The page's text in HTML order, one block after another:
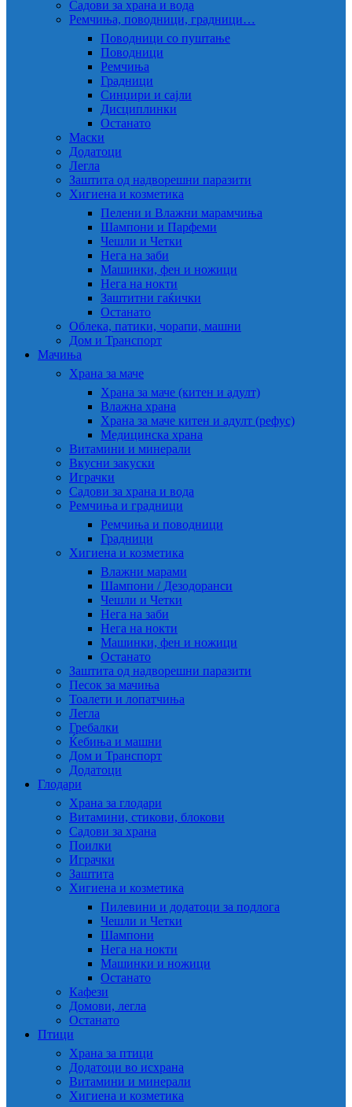
Садови за храна и вода
Ремчиња, поводници, градници…
Поводници со пуштање
Поводници
Ремчиња
Градници
Синџири и сајли
Дисциплинки
Останато
Маски
Додатоци
Легла
Заштита од надворешни паразити
Хигиена и козметика
Пелени и Влажни марамчиња
Шампони и Парфеми
Чешли и Четки
Нега на заби
Машинки, фен и ножици
Нега на нокти
Заштитни гаќички
Останато
Облека, патики, чорапи, машни
Дом и Транспорт
Мачиња
Храна за маче
Храна за маче (китен и адулт)
Влажна храна
Храна за маче китен и адулт (рефус)
Медицинска храна
Витамини и минерали
Вкусни закуски
Играчки
Садови за храна и вода
Ремчиња и градници
Ремчиња и поводници
Градници
Хигиена и козметика
Влажни марами
Шампони / Дезодоранси
Чешли и Четки
Нега на заби
Нега на нокти
Машинки, фен и ножици
Останато
Заштита од надворешни паразити
Песок за мачиња
Тоалети и лопатчиња
Легла
Гребалки
Ќебиња и машни
Дом и Транспорт
Додатоци
Глодари
Храна за глодари
Витамини, стикови, блокови
Садови за храна
Поилки
Играчки
Заштита
Хигиена и козметика
Пилевини и додатоци за подлога
Чешли и Четки
Шампони
Нега на нокти
Машинки и ножици
Останато
Кафези
Домови, легла
Останато
Птици
Храна за птици
Додатоци во исхрана
Витамини и минерали
Хигиена и козметика